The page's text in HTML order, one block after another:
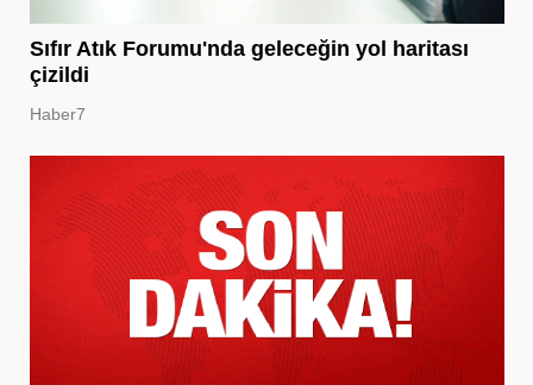
Sıfır Atık Forumu'nda geleceğin yol haritası
çizildi
Haber7